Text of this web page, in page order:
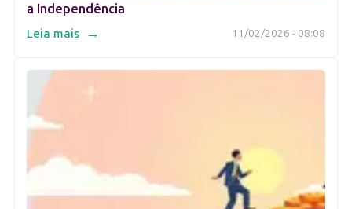
a Independência
11/02/2026 - 08:08
Leia mais →